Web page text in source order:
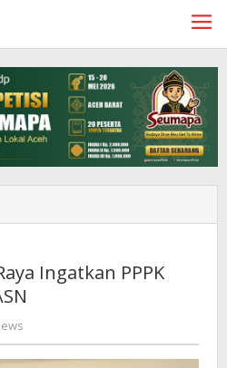
Regulasi
Ingatkan PPPK